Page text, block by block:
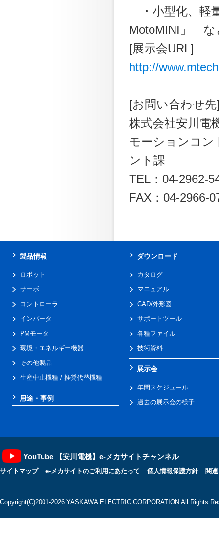
・小型化、軽
MotoMINI」 な
[展示会URL]
http://
[お問い合わせ先
株式会社安川電
モーションコ
ント課
TEL：04-2962-
FAX：04-2966-
製品情報
ロボット
サーボ
コントローラ
インバータ
PMモータ
環境・エネルギー機器
その他製品
生産中止機種 / 推奨代替機種
用途・事例
ダウンロード
カタログ
マニュアル
CAD/外形図
サポートツール
各種ファイル
技術資料
展示会
年間スケジュール
過去の展示会の様子
YouTube 【安川電機】e-メカサイトチャンネル
サイトマップ e-メカサイトのご利用にあたって 個人情報保護方針 関
Copyright(C)2001‐2026 YASKAWA ELECTRIC CORPORATION All Rights